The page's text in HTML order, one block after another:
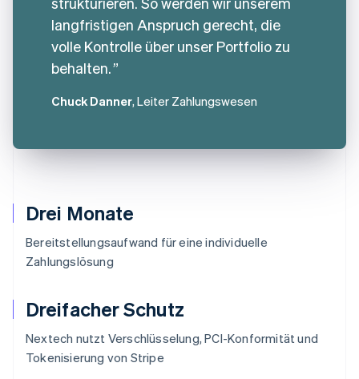
Drei Monate
Bereitstellungsaufwand für eine individuelle
Zahlungslösung
Dreifacher Schutz
Nextech nutzt Verschlüsselung, PCI-Konformität und
Tokenisierung von Stripe
langfristigen Anspruch gerecht, die
volle Kontrolle über unser Portfolio zu
behalten.
Chuck Danner, Leiter Zahlungswesen